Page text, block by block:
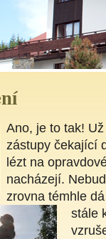
Ano, je to tak!
zástupy čekající
lézt na
nacházejí.
zrovna témhle
stále